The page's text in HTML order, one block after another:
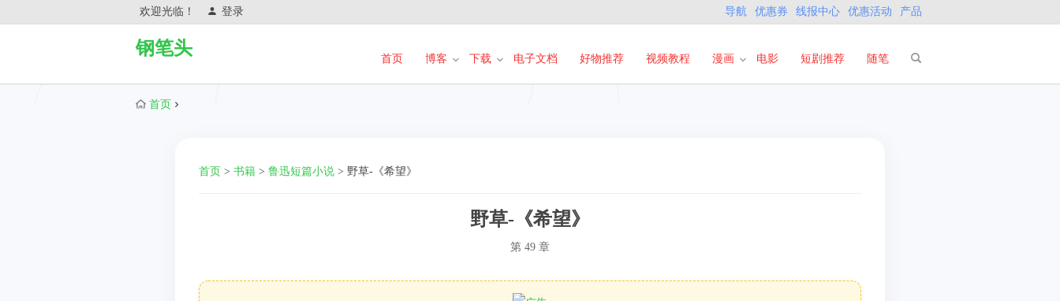
欢迎光临！ 登录 导航 优惠券 线报中心 优惠活动 产品
钢笔头
首页 博客 下载 电子文档 好物推荐 视频教程 漫画 电影 短剧推荐 随笔
首页
首页 > 书籍 > 鲁迅短篇小说 > 野草-《希望》
野草-《希望》
第 49 章